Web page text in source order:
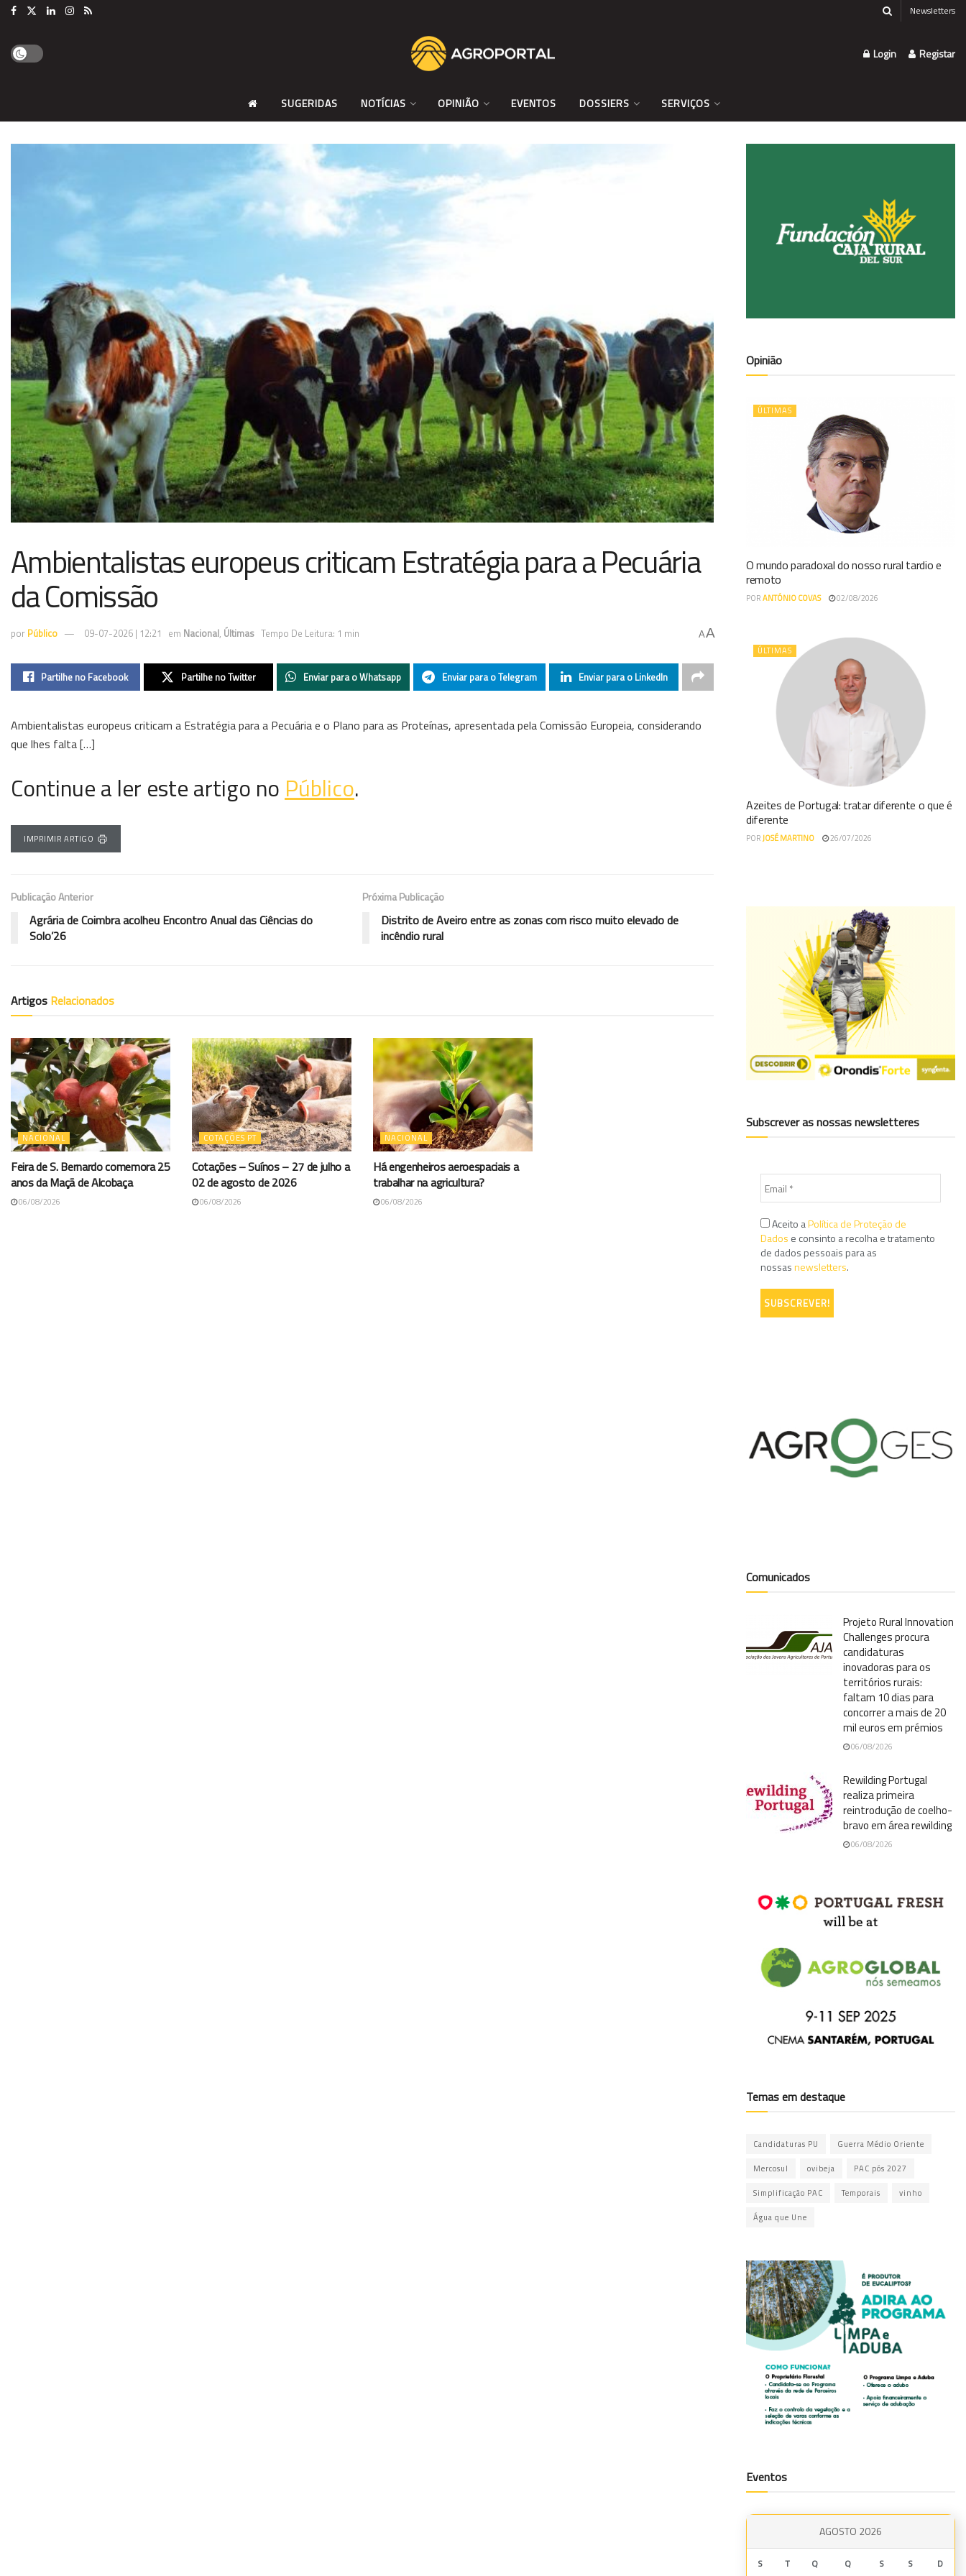
Newsletters
Login Registar
SUGERIDAS NOTÍCIAS OPINIÃO EVENTOS DOSSIERS SERVIÇOS
Ambientalistas europeus criticam Estratégia para a Pecuária
da Comissão
por Público 09-07-2026 | 12:21 em Nacional, Últimas Tempo De Leitura: 1 min AA
Partilhe no Facebook Partilhe no Twitter Enviar para o Whatsapp Enviar para o Telegram Enviar para o LinkedIn
Ambientalistas europeus criticam a Estratégia para a Pecuária e o Plano para as Proteínas, apresentada pela Comissão Europeia, considerando
que lhes falta […]
Continue a ler este artigo no Público.
IMPRIMIR ARTIGO
Publicação Anterior
Agrária de Coimbra acolheu Encontro Anual das Ciências do
Solo’26
Próxima Publicação
Distrito de Aveiro entre as zonas com risco muito elevado de
incêndio rural
Artigos Relacionados
NACIONAL
Feira de S. Bernardo comemora 25
anos da Maçã de Alcobaça
06/08/2026
COTAÇÕES PT
Cotações – Suínos – 27 de julho a
02 de agosto de 2026
06/08/2026
NACIONAL
Há engenheiros aeroespaciais a
trabalhar na agricultura?
06/08/2026
Opinião
ÚLTIMAS
O mundo paradoxal do nosso rural tardio e
remoto
PORANTÓNIO COVAS 02/08/2026
ÚLTIMAS
Azeites de Portugal: tratar diferente o que é
diferente
PORJOSÉ MARTINO 26/07/2026
Subscrever as nossas newsletteres
Aceito aPolítica de Proteção de
Dados e consinto a recolha e tratamento
de dados pessoais para as
nossasnewsletters.
Comunicados
Projeto Rural Innovation
Challenges procura
candidaturas
inovadoras para os
territórios rurais:
faltam 10 dias para
concorrer a mais de 20
mil euros em prémios
06/08/2026
Rewilding Portugal
realiza primeira
reintrodução de coelho-
bravo em área rewilding
06/08/2026
Temas em destaque
Candidaturas PU Guerra Médio Oriente
Mercosul ovibeja PAC pós 2027
Simplificação PAC Temporais vinho
Água que Une
Eventos
AGOSTO 2026
S T Q Q S S D